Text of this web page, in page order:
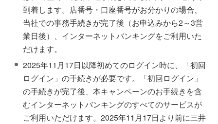
到着します。店番号・口座番号がお分かりの場合、
当社での事務手続きが完了後（お申込みから2～3営
業日後）、インターネットバンキングをご利用いた
だけます。
2025年11月17日以降初めてのログイン時に、「初回
ログイン」の手続きが必要です。「初回ログイン」
の手続きが完了後、本キャンペーンのお手続きを含
むインターネットバンキングのすべてのサービスが
ご利用いただけます。2025年11月17日より前に三井